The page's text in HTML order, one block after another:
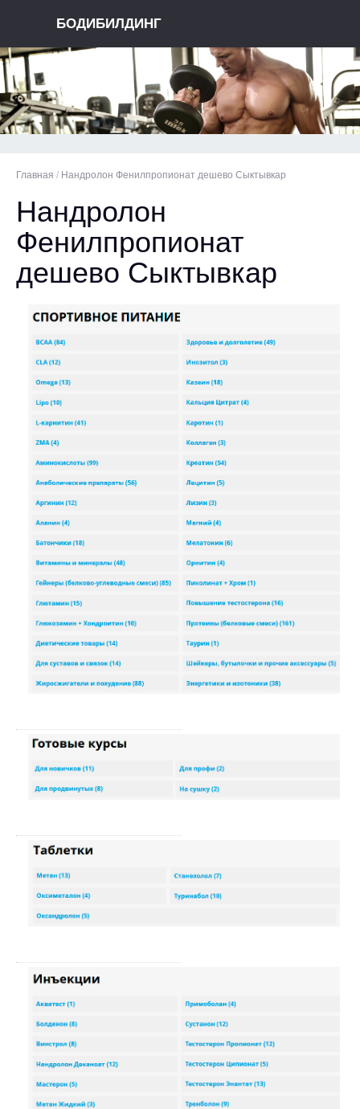
БОДИБИЛДИНГ
Главная / Нандролон Фенилпропионат дешево Сыктывкар
Нандролон
Фенилпропионат
дешево Сыктывкар